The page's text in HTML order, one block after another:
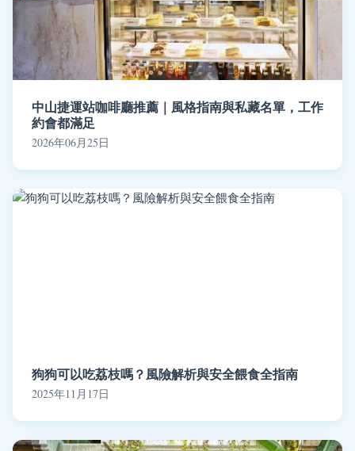
中山捷運站咖啡廳推薦｜風格指南與私藏名單，工作
約會都滿足
2026年06月25日
狗狗可以吃荔枝嗎？風險解析與安全餵食全指南
2025年11月17日